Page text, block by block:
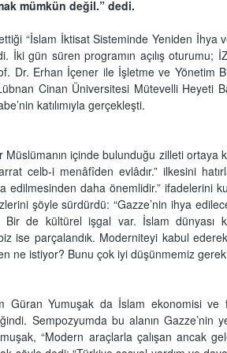
mümkün değil.” dedi.
“İslam İktisat Sisteminde Yeniden İhya
gün süren programın açılış oturumu;
Dr. Erhan İçener ile İşletme ve Yönetim
Cinan Üniversitesi Mütevelli Heyeti
katılımıyla gerçekleşti.
içinde bulunduğu zilleti ortaya
celb-i menâfîden evlâdır.” ilkesini
edilmesinden daha önemlidir.” ifadelerini
şöyle sürdürdü: “Gazze’nin ihya
de kültürel işgal var. İslam dünyası
ise parçalandık. Moderniteyi kabul
ne istiyor? Bunu çok iyi düşünmemiz
Güran Yumuşak da İslam ekonomisi ve
Sempozyumda bu alanın Gazze’nin
“Modern araçlarla çalışan ancak